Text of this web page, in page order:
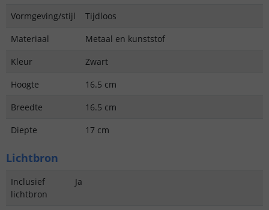
Vormgeving/stijl
Tijdloos
Materiaal
Metaal en kunststof
Kleur
Zwart
Hoogte
16.5 cm
Breedte
16.5 cm
Diepte
17 cm
Lichtbron
Inclusief
lichtbron
Ja